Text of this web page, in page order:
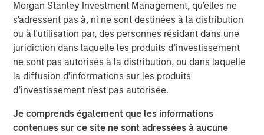
Morgan Stanley Investment Management, qu’elles ne
s'adressent pas à, ni ne sont destinées à la distribution
ou à l'utilisation par, des personnes résidant dans une
juridiction dans laquelle les produits d’investissement
ne sont pas autorisés à la distribution, ou dans laquelle
la diffusion d'informations sur les produits
d’investissement n'est pas autorisée.
Je comprends également que les informations
contenues sur ce site ne sont adressées à aucune
“We believe that a more diverse workforce provides a
wider range of viewpoints, backgrounds and skills and
positions companies for greater long-term success,” said
Mr. Hughes. “We are pleased that investor interest in CDEI
created an opportunity to support ANY in its mission of
providing transformative mentorship, career development
and broad support for first-generation college students
and recent graduates to increase workplace diversity
across industries.”